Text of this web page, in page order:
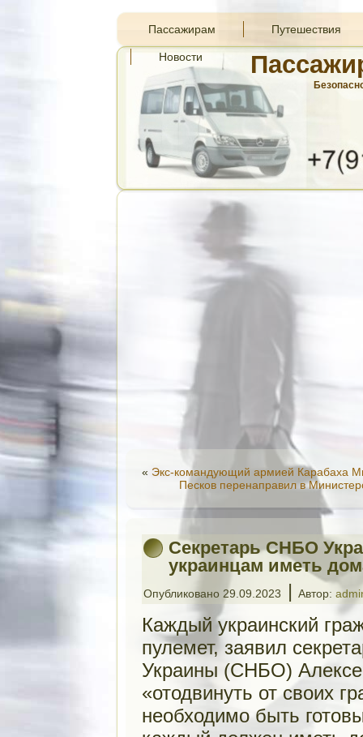
Пассажирам Путешествия
Новости
« Экс-командующий армией Карабаха
Песков перенаправил в
Секретарь СНБО
украинцам иметь
Опубликовано 29.09.2023 | Автор:
Каждый украинский
пулемет, заявил
Украины (СНБО)
«отодвинуть от своих
необходимо быть